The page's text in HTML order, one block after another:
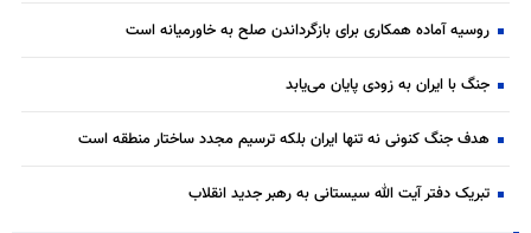
روسیه آماده همکاری برای بازگرداندن صلح به خاورمیانه است
جنگ با ایران به زودی پایان می‌یابد
هدف جنگ کنونی نه تنها ایران بلکه ترسیم مجدد ساختار منطقه است
تبریک دفتر آیت الله سیستانی به رهبر جدید انقلاب